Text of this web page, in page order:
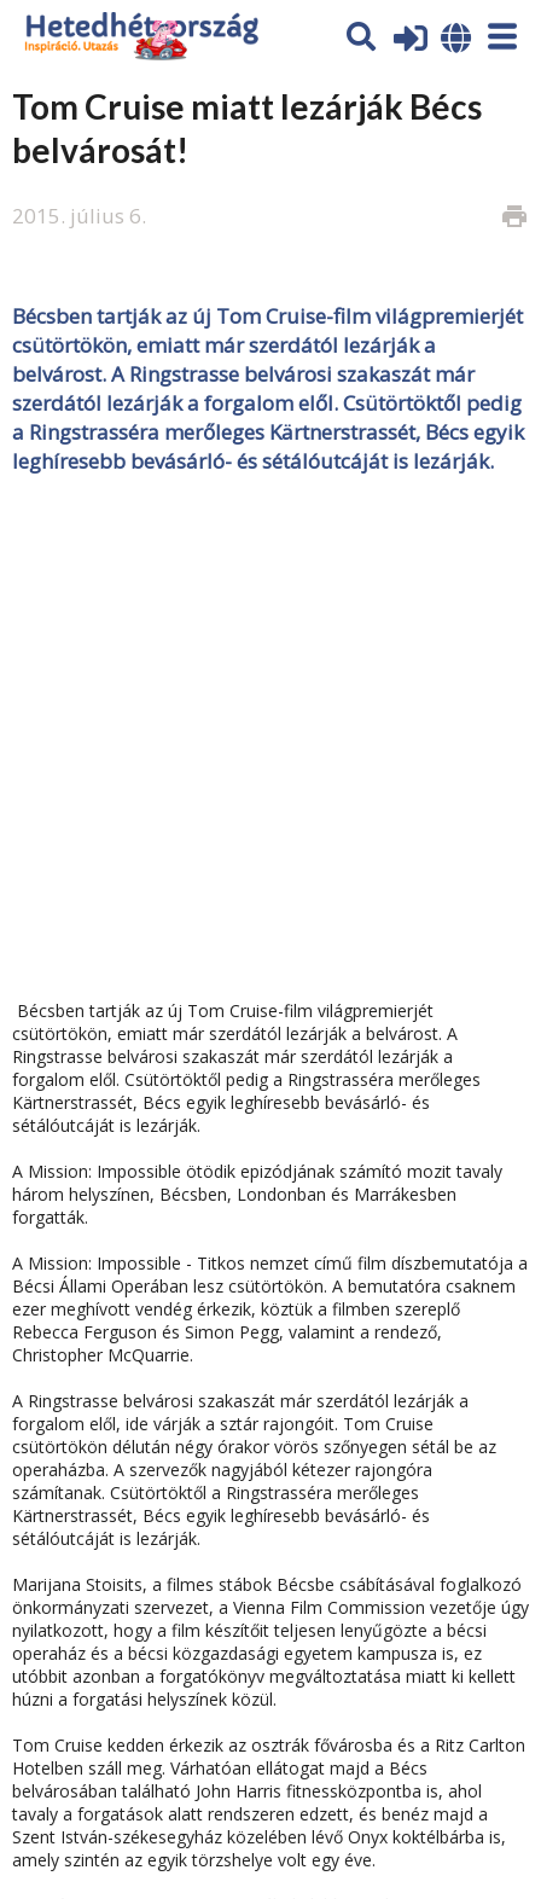
Tom Cruise miatt lezárják Bécs
belvárosát!
2015. július 6. print
Bécsben tartják az új Tom Cruise-film világpremierjét
csütörtökön, emiatt már szerdától lezárják a
belvárost. A Ringstrasse belvárosi szakaszát már
szerdától lezárják a forgalom elől. Csütörtöktől pedig
a Ringstrasséra merőleges Kärtnerstrassét, Bécs egyik
leghíresebb bevásárló- és sétálóutcáját is lezárják.
Bécsben tartják az új Tom Cruise-film világpremierjét
csütörtökön, emiatt már szerdától lezárják a belvárost. A
Ringstrasse belvárosi szakaszát már szerdától lezárják a
forgalom elől. Csütörtöktől pedig a Ringstrasséra merőleges
Kärtnerstrassét, Bécs egyik leghíresebb bevásárló- és
sétálóutcáját is lezárják.
A Mission: Impossible ötödik epizódjának számító mozit tavaly
három helyszínen, Bécsben, Londonban és Marrákesben
forgatták.
A Mission: Impossible - Titkos nemzet című film díszbemutatója a
Bécsi Állami Operában lesz csütörtökön. A bemutatóra csaknem
ezer meghívott vendég érkezik, köztük a filmben szereplő
Rebecca Ferguson és Simon Pegg, valamint a rendező,
Christopher McQuarrie.
A Ringstrasse belvárosi szakaszát már szerdától lezárják a
forgalom elől, ide várják a sztár rajongóit. Tom Cruise
csütörtökön délután négy órakor vörös szőnyegen sétál be az
operaházba. A szervezők nagyjából kétezer rajongóra
számítanak. Csütörtöktől a Ringstrasséra merőleges
Kärtnerstrassét, Bécs egyik leghíresebb bevásárló- és
sétálóutcáját is lezárják.
Marijana Stoisits, a filmes stábok Bécsbe csábításával foglalkozó
önkormányzati szervezet, a Vienna Film Commission vezetője úgy
nyilatkozott, hogy a film készítőit teljesen lenyűgözte a bécsi
operaház és a bécsi közgazdasági egyetem kampusza is, ez
utóbbit azonban a forgatókönyv megváltoztatása miatt ki kellett
húzni a forgatási helyszínek közül.
Tom Cruise kedden érkezik az osztrák fővárosba és a Ritz Carlton
Hotelben száll meg. Várhatóan ellátogat majd a Bécs
belvárosában található John Harris fitnessközpontba is, ahol
tavaly a forgatások alatt rendszeren edzett, és benéz majd a
Szent István-székesegyház közelében lévő Onyx koktélbárba is,
amely szintén az egyik törzshelye volt egy éve.